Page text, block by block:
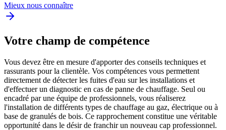
Mieux nous connaître
Votre champ de compétence
Vous devez être en mesure d'apporter des conseils techniques et
rassurants pour la clientèle. Vos compétences vous permettent
directement de détecter les fuites d'eau sur les installations et
d'effectuer un diagnostic en cas de panne de chauffage. Seul ou
encadré par une équipe de professionnels, vous réaliserez
l'installation de différents types de chauffage au gaz, électrique ou à
base de granulés de bois. Ce rapprochement constitue une véritable
opportunité dans le désir de franchir un nouveau cap professionnel.